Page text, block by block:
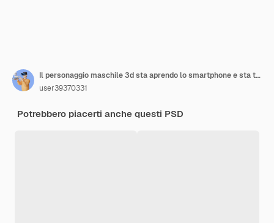
Il personaggio maschile 3d sta aprendo lo smartphone e sta tenendo la tazza. Psd Premium
user39370331
Potrebbero piacerti anche questi PSD